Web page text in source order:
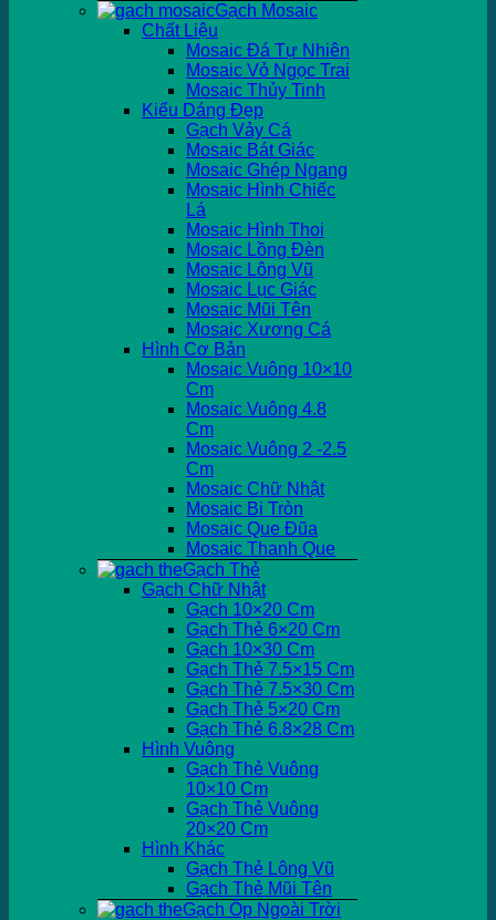
Gạch Mosaic
Chất Liệu
Mosaic Đá Tự Nhiên
Mosaic Vỏ Ngọc Trai
Mosaic Thủy Tinh
Kiểu Dáng Đẹp
Gạch Vảy Cá
Mosaic Bát Giác
Mosaic Ghép Ngang
Mosaic Hình Chiếc
Lá
Mosaic Hình Thoi
Mosaic Lồng Đèn
Mosaic Lông Vũ
Mosaic Lục Giác
Mosaic Mũi Tên
Mosaic Xương Cá
Hình Cơ Bản
Mosaic Vuông 10×10
Cm
Mosaic Vuông 4.8
Cm
Mosaic Vuông 2 -2.5
Cm
Mosaic Chữ Nhật
Mosaic Bi Tròn
Mosaic Que Đũa
Mosaic Thanh Que
Gạch Thẻ
Gạch Chữ Nhật
Gạch 10×20 Cm
Gạch Thẻ 6×20 Cm
Gạch 10×30 Cm
Gạch Thẻ 7.5×15 Cm
Gạch Thẻ 7.5×30 Cm
Gạch Thẻ 5×20 Cm
Gạch Thẻ 6.8×28 Cm
Hình Vuông
Gạch Thẻ Vuông
10×10 Cm
Gạch Thẻ Vuông
20×20 Cm
Hình Khác
Gạch Thẻ Lông Vũ
Gạch Thẻ Mũi Tên
Gạch Ốp Ngoài Trời